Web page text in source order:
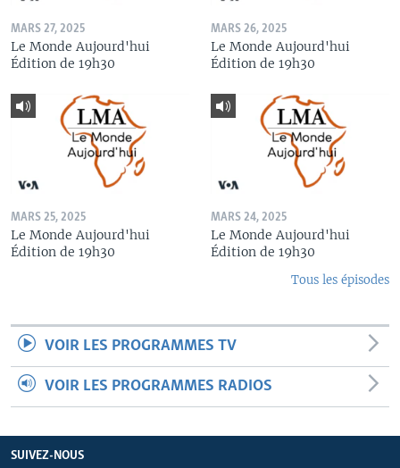
MARS 27, 2025
Le Monde Aujourd'hui
Édition de 19h30
MARS 26, 2025
Le Monde Aujourd'hui
Édition de 19h30
MARS 25, 2025
Le Monde Aujourd'hui
Édition de 19h30
MARS 24, 2025
Le Monde Aujourd'hui
Édition de 19h30
Tous les épisodes
VOIR LES PROGRAMMES TV
VOIR LES PROGRAMMES RADIOS
SUIVEZ-NOUS